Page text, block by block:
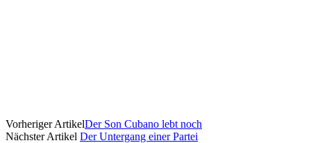
Vorheriger ArtikelDer Son Cubano lebt noch
Nächster Artikel Der Untergang einer Partei